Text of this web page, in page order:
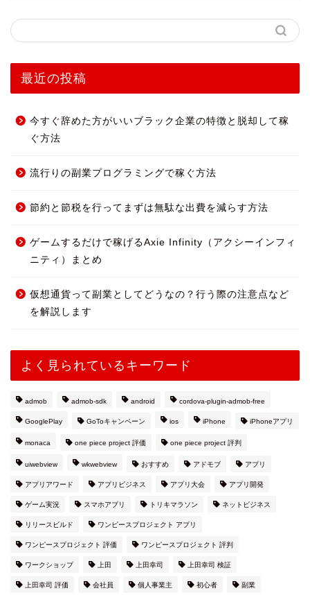
最近の投稿
今すぐ辞めた方がいいブラック企業の特徴と脱却して稼
ぐ方法
流行りの副業プログラミングで稼ぐ方法
節約と節税を行ってまずは無駄な出費を減らす方法
ゲームするだけで稼げるAxie Infinity（アクシーインフィ
ニティ）まとめ
仮想通貨って副業としてどうなの？行う際の注意点など
を解説します
よく見られているキーワード
admob admob-sdk android cordova-plugin-admob-free
GooglePlay GoToキャンペーン ios iPhone iPhoneアプリ
monaca one piece project 評価 one piece project 評判
uiwebview wkwebview おすすめ アドモブ アプリ
アプリアワード アプリビジネス アプリ大会 アプリ開発
ゲーム実況 スマホアプリ トリキマラソン ネットビジネス
リリースビルド ワンピースプロジェクト アプリ
ワンピースプロジェクト 評価 ワンピースプロジェクト 評判
ワークショップ 上田 上田幸司 上田幸司 検証
上田幸司 評価 会社員 個人事業主 初心者 副業